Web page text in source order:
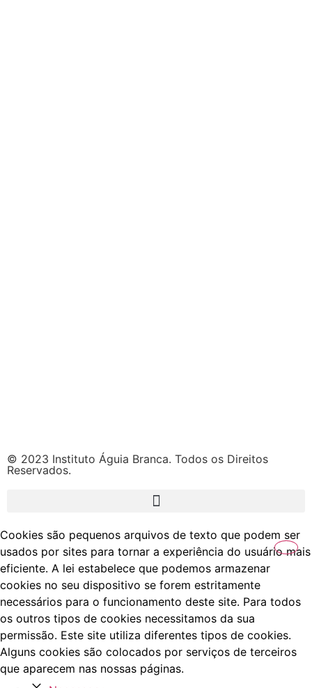
© 2023 Instituto Águia Branca. Todos os Direitos
Reservados.
Cookies são pequenos arquivos de texto que podem ser
usados por sites para tornar a experiência do usuário mais
eficiente. A lei estabelece que podemos armazenar
cookies no seu dispositivo se forem estritamente
necessários para o funcionamento deste site. Para todos
os outros tipos de cookies necessitamos da sua
permissão. Este site utiliza diferentes tipos de cookies.
Alguns cookies são colocados por serviços de terceiros
que aparecem nas nossas páginas.